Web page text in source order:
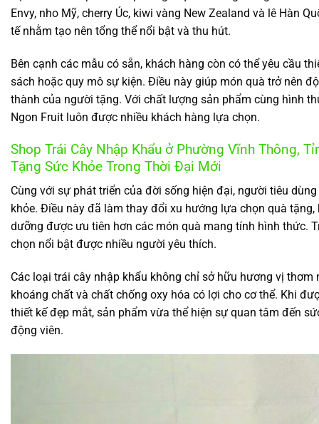
Envy, nho Mỹ, cherry Úc, kiwi vàng New Zealand và lê Hàn
tế nhằm tạo nên tổng thể nổi bật và thu hút.
Bên cạnh các mẫu có sẵn, khách hàng còn có thể yêu cầu
sách hoặc quy mô sự kiện. Điều này giúp món quà trở nên
thành của người tặng. Với chất lượng sản phẩm cùng hình
Ngon Fruit luôn được nhiều khách hàng lựa chọn.
Shop Trái Cây Nhập Khẩu ở Phường Vĩnh Thông,
Tặng Sức Khỏe Trong Thời Đại Mới
Cùng với sự phát triển của đời sống hiện đại, người tiêu
khỏe. Điều này đã làm thay đổi xu hướng lựa chọn quà
dưỡng được ưu tiên hơn các món quà mang tính hình thức.
chọn nổi bật được nhiều người yêu thích.
Các loại trái cây nhập khẩu không chỉ sở hữu hương vị
khoáng chất và chất chống oxy hóa có lợi cho cơ thể. Khi
thiết kế đẹp mắt, sản phẩm vừa thể hiện sự quan tâm đến
động viên.